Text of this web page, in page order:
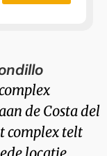
de Costa del
complex telt